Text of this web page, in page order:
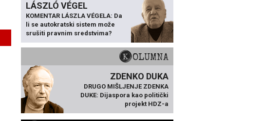
LÁSZLÓ VÉGEL
KOMENTAR LÁSZLA VÉGELA: Da
li se autokratski sistem može
srušiti pravnim sredstvima?
KOLUMNA
ZDENKO DUKA
DRUGO MIŠLJENJE ZDENKA
DUKE: Dijaspora kao politički
projekt HDZ-a